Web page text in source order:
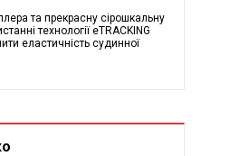
та прекрасну сірошкальну
технології eTRACKING
еластичність судинної